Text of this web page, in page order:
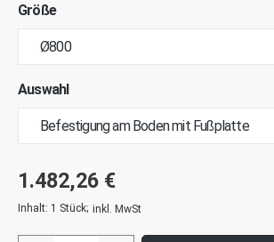
Größe
Auswahl
1.482,26 €
Inhalt: 1 Stück; inkl. MwSt